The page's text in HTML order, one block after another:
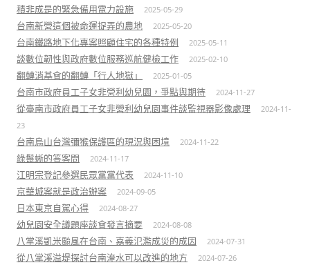
積非成是的緊急備用電力設施 2025-05-29
台南新營這個被命運捉弄的農地 2025-05-20
台南鐵路地下化專案照顧住宅的各種特例 2025-05-11
談數位韌性與政府數位服務巡航健檢工作 2025-02-10
翻轉消基會的翻轉「行人地獄」 2025-01-05
台南市政府員工子女非營利幼兒園，爭點與期待 2024-11-27
從臺南市政府員工子女非營利幼兒園事件談監視器影像處理
2024-11-
23
台南烏山台灣彌猴保護區的現況與困境 2024-11-22
綠鬣蜥的答客問 2024-11-17
江明宗登記參選民眾黨黨代表 2024-11-10
京華城案就是政治辦案 2024-09-05
日本東京自駕心得 2024-08-27
幼兒園安全議題座談會發言摘要 2024-08-08
八掌溪凱米颱風在台南、嘉義氾濫成災的成因 2024-07-31
從八掌溪溢堤探討台南淹水可以改進的地方 2024-07-26